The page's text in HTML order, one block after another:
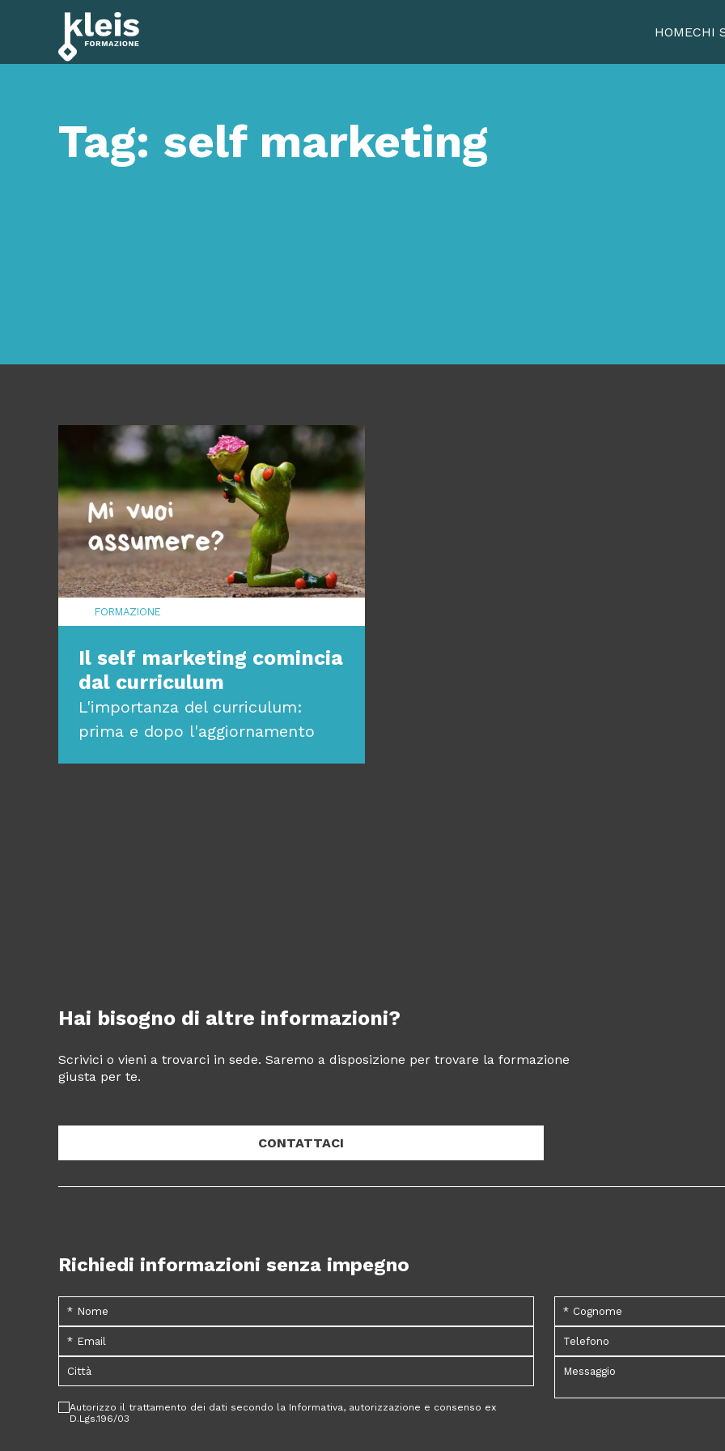
HOMECHI
InstagramFacebook
TiktokYouTube
Tag: self marketing
FORMAZIONE
Il self marketing comincia
dal curriculum
L'importanza del curriculum:
prima e dopo l'aggiornamento
Hai bisogno di altre informazioni?
Scrivici o vieni a trovarci in sede. Saremo a disposizione per trovare la formazione
giusta per te.
CONTATTACI
Richiedi informazioni senza impegno
Autorizzo il trattamento dei dati secondo la Informativa, autorizzazione e consenso ex
D.Lgs.196/03